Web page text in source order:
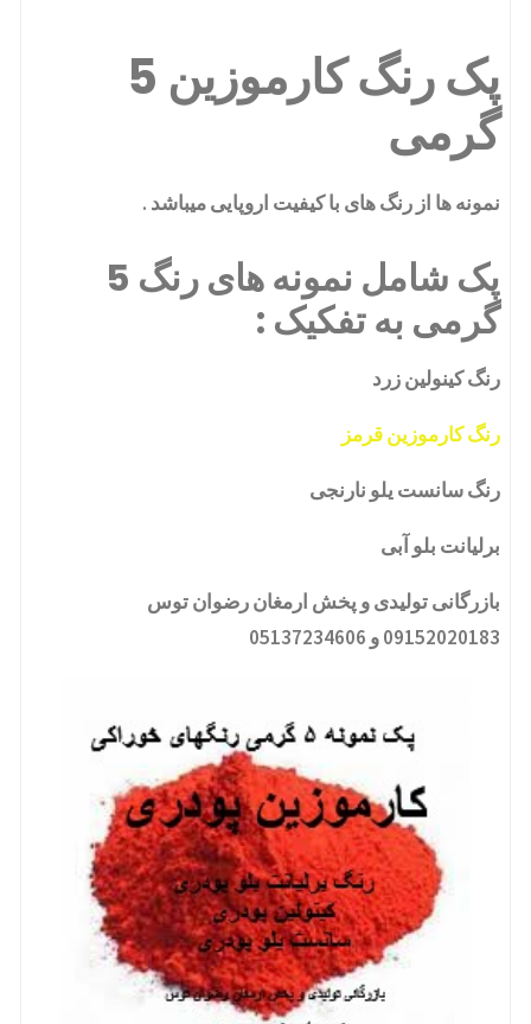
پک رنگ کارموزین 5
گرمی
نمونه ها از رنگ های با کیفیت اروپایی میباشد .
پک شامل نمونه های رنگ 5
گرمی به تفکیک :
رنگ کینولین زرد
رنگ کارموزین قرمز
رنگ سانست یلو نارنجی
برلیانت بلو آبی
بازرگانی تولیدی و پخش ارمغان رضوان توس
09152020183 و 05137234606